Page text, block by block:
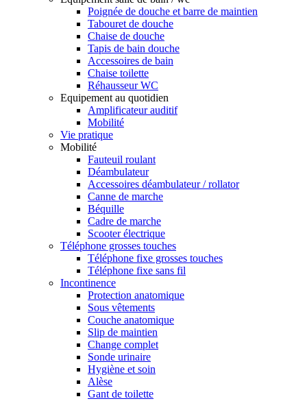
Poignée de douche et barre de maintien
Tabouret de douche
Chaise de douche
Tapis de bain douche
Accessoires de bain
Chaise toilette
Réhausseur WC
Equipement au quotidien
Amplificateur auditif
Mobilité
Vie pratique
Mobilité
Fauteuil roulant
Déambulateur
Accessoires déambulateur / rollator
Canne de marche
Béquille
Cadre de marche
Scooter électrique
Téléphone grosses touches
Téléphone fixe grosses touches
Téléphone fixe sans fil
Incontinence
Protection anatomique
Sous vêtements
Couche anatomique
Slip de maintien
Change complet
Sonde urinaire
Hygiène et soin
Alèse
Gant de toilette